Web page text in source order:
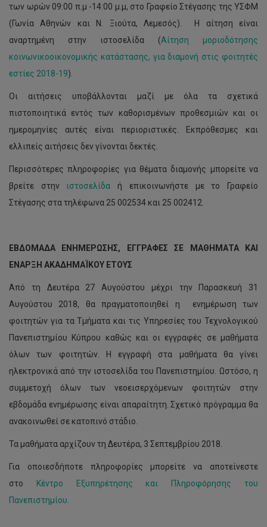
των ωρών 09:00 π.μ -14:00 μ.μ, στο Γραφείο Στέγασης της ΥΣΦΜ
(Γωνία Αθηνών και Ν. Ξιούτα, Λεμεσός). Η αίτηση είναι
αναρτημένη στην ιστοσελίδα (Αίτηση μοριοδότησης
κοινωνικοοικονομικής κατάστασης, για διαμονή στις φοιτητές
εστίες 2018-19).
Οι αιτήσεις υποβάλλονται μαζί με όλα τα σχετικά
πιστοποιητικά εντός των καθορισμένων προθεσμιών και οι
ημερομηνίες αυτές είναι περιοριστικές. Εκπρόθεσμες και
ελλιπείς αιτήσεις δεν γίνονται δεκτές.
Περισσότερες πληροφορίες για θέματα διαμονής μπορείτε να
βρείτε στην ιστοσελίδα ή επικοινωνήστε με το Γραφείο
Στέγασης στα τηλέφωνα 25 002534 και 25 002412.
ΕΒΔΟΜΑΔΑ ΕΝΗΜΕΡΩΣΗΣ, ΕΓΓΡΑΦΕΣ ΣΕ ΜΑΘΗΜΑΤΑ ΚΑΙ
ΕΝΑΡΞΗ ΑΚΑΔΗΜΑΪΚΟΥ ΕΤΟΥΣ
Από τη Δευτέρα 27 Αυγούστου μέχρι την Παρασκευή 31
Αυγούστου 2018, θα πραγματοποιηθεί η ενημέρωση των
φοιτητών για τα Τμήματα και τις Υπηρεσίες του Τεχνολογικού
Πανεπιστημίου Κύπρου καθώς και οι εγγραφές σε μαθήματα
όλων των φοιτητών. Η εγγραφή στα μαθήματα θα γίνει
ηλεκτρονικά από την ιστοσελίδα του Πανεπιστημίου. Ωστόσο, η
συμμετοχή όλων των νεοεισερχόμενων φοιτητών στην
εβδομάδα ενημέρωσης είναι απαραίτητη. Σχετικό πρόγραμμα θα
ανακοινωθεί σε κατοπινό στάδιο.
Τα μαθήματα αρχίζουν τη Δευτέρα, 3 Σεπτεμβρίου 2018.
Για οποιεσδήποτε πληροφορίες μπορείτε να αποτείνεστε
στο
Κέντρο Εξυπηρέτησης και Πληροφόρησης του
Πανεπιστημίου.